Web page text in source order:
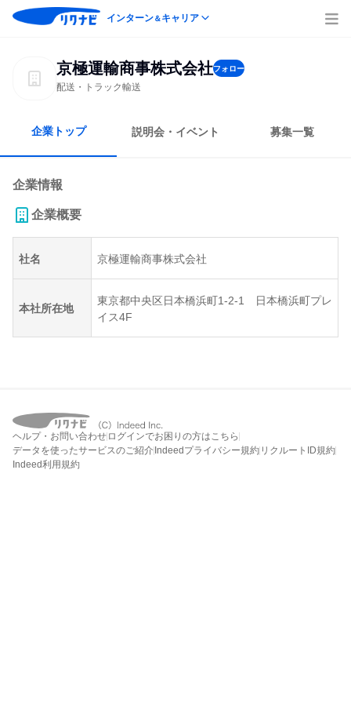
インターン＆キャリア
京極運輸商事株式会社フォロー
配送・トラック輸送
企業トップ 説明会・イベント 募集一覧
企業情報
企業概要
社名 京極運輸商事株式会社
本社所在地
東京都中央区日本橋浜町1-2-1 日本橋浜町プレ
イス4F
ヘルプ・お問い合わせ ログインでお困りの方はこちら
データを使ったサービスのご紹介 Indeedプライバシー規約 リクルートID規約
Indeed利用規約